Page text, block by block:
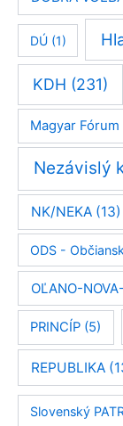
DÚ(1)
KDH (231)
Magyar
Nezávislý
NK/NEKA(13)
ODS -
OĽANO-
PRINCÍP (5)
REPUBLIKA
Slovenský